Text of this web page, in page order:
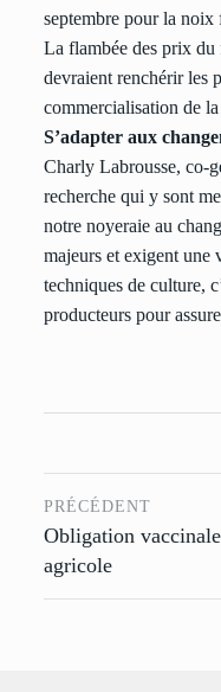
septembre pour la noix
La flambée des prix
devraient renchérir les
commercialisation de
S’adapter aux
Charly Labrousse, co-
recherche qui y sont
notre noyeraie au
majeurs et exigent une
techniques de culture,
producteurs pour
PRÉCÉDENT
Obligation
agricole